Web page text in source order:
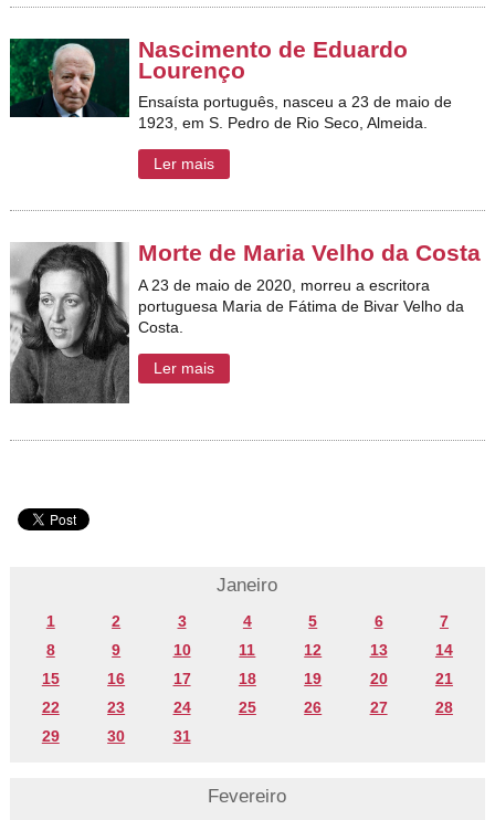
Nascimento de Eduardo
Lourenço
Ensaísta português, nasceu a 23 de maio de
1923, em S. Pedro de Rio Seco, Almeida.
Ler mais
Morte de Maria Velho da Costa
A 23 de maio de 2020, morreu a escritora
portuguesa Maria de Fátima de Bivar Velho da
Costa.
Ler mais
Janeiro
1 2 3 4 5 6
7
8
9 10 11 12 13
14
15
16 17 18 19 20
21
22
23 24 25 26 27
28
29
30 31
Fevereiro